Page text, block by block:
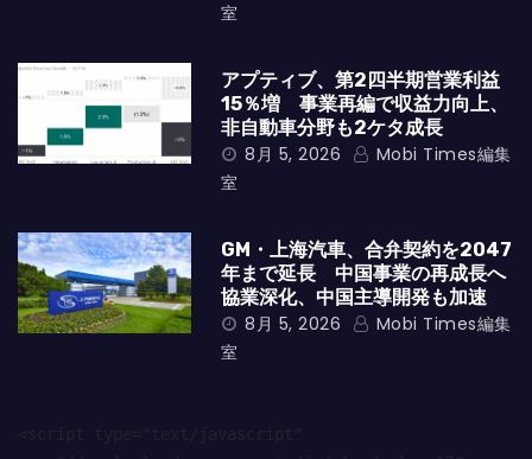
室
アプティブ、第2四半期営業利益
15％増 事業再編で収益力向上、
非自動車分野も2ケタ成長
8月 5, 2026
Mobi Times編集
室
GM・上海汽車、合弁契約を2047
年まで延長 中国事業の再成長へ
協業深化、中国主導開発も加速
8月 5, 2026
Mobi Times編集
室